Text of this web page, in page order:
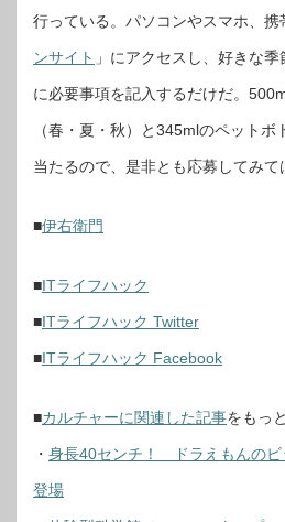
行っている。パソコンやスマホ、携
ンサイト 」にアクセスし、好きな
に必要事項を記入するだけだ。
（春・夏・秋）と345mlのペット
当たるので、是非とも応募してみて
■伊右衛門
■ITライフハック
■ITライフハック Twitter
■ITライフハック Facebook
■カルチャーに関連した記事をもっ
・ 身長40センチ！ ドラえもんのビ
登場